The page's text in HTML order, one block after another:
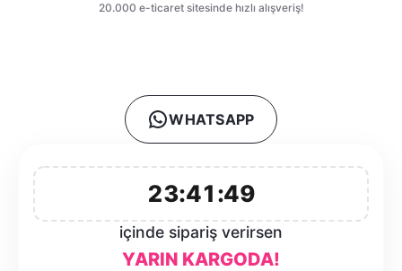
WHATSAPP
23:41:49
içinde sipariş verirsen
YARIN KARGODA!